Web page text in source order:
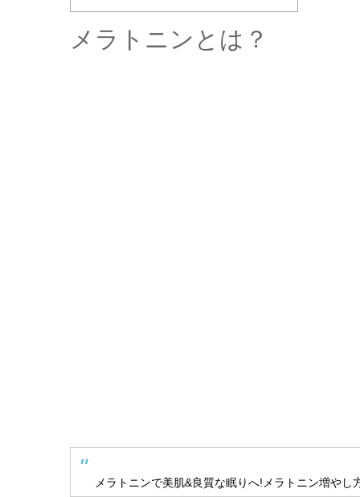
メラトニンとは？
メラトニンで美肌&良質な眠りへ!メラトニン増やし